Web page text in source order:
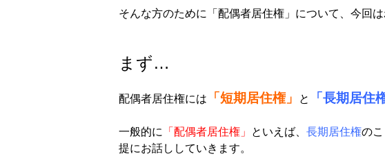
そんな方のために「配偶者居住権」について、今回
まず…
配偶者居住権には 「短期居住権」 と 「長期居住
一般的に 「配偶者居住権」 といえば、 長期居住権の
提にお話ししていきます。